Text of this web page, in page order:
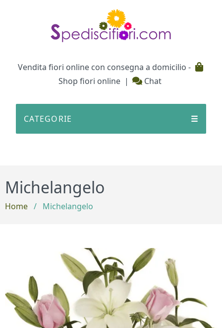
Vendita fiori online con consegna a domicilio -
Shop fiori online | Chat
CATEGORIE ☰
Michelangelo
Home / Michelangelo